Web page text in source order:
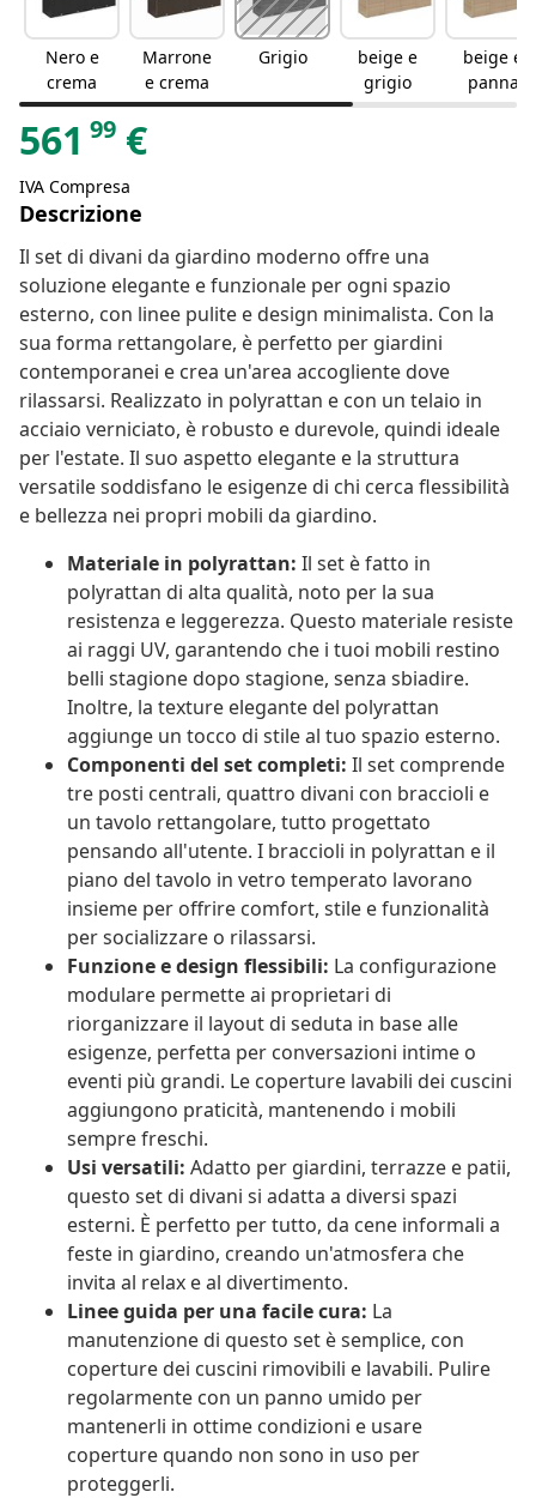
Nero e
crema
Marrone
e crema
Grigio
beige e
grigio
beige e
panna
561 99 €
IVA Compresa
Descrizione
Il set di divani da giardino moderno offre una
soluzione elegante e funzionale per ogni spazio
esterno, con linee pulite e design minimalista. Con la
sua forma rettangolare, è perfetto per giardini
contemporanei e crea un'area accogliente dove
rilassarsi. Realizzato in polyrattan e con un telaio in
acciaio verniciato, è robusto e durevole, quindi ideale
per l'estate. Il suo aspetto elegante e la struttura
versatile soddisfano le esigenze di chi cerca flessibilità
e bellezza nei propri mobili da giardino.
Materiale in polyrattan: Il set è fatto in
polyrattan di alta qualità, noto per la sua
resistenza e leggerezza. Questo materiale resiste
ai raggi UV, garantendo che i tuoi mobili restino
belli stagione dopo stagione, senza sbiadire.
Inoltre, la texture elegante del polyrattan
aggiunge un tocco di stile al tuo spazio esterno.
Componenti del set completi: Il set comprende
tre posti centrali, quattro divani con braccioli e
un tavolo rettangolare, tutto progettato
pensando all'utente. I braccioli in polyrattan e il
piano del tavolo in vetro temperato lavorano
insieme per offrire comfort, stile e funzionalità
per socializzare o rilassarsi.
Funzione e design flessibili: La configurazione
modulare permette ai proprietari di
riorganizzare il layout di seduta in base alle
esigenze, perfetta per conversazioni intime o
eventi più grandi. Le coperture lavabili dei cuscini
aggiungono praticità, mantenendo i mobili
sempre freschi.
Usi versatili: Adatto per giardini, terrazze e patii,
questo set di divani si adatta a diversi spazi
esterni. È perfetto per tutto, da cene informali a
feste in giardino, creando un'atmosfera che
invita al relax e al divertimento.
Linee guida per una facile cura: La
manutenzione di questo set è semplice, con
coperture dei cuscini rimovibili e lavabili. Pulire
regolarmente con un panno umido per
mantenerli in ottime condizioni e usare
coperture quando non sono in uso per
proteggerli.